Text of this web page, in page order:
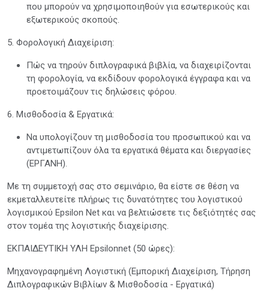
που μπορούν να χρησιμοποιηθούν για εσωτερικούς και
εξωτερικούς σκοπούς.
5. Φορολογική Διαχείριση:
Πώς να τηρούν διπλογραφικά βιβλία, να διαχειρίζονται
τη φορολογία, να εκδίδουν φορολογικά έγγραφα και να
προετοιμάζουν τις δηλώσεις φόρου.
6. Μισθοδοσία & Εργατικά:
Να υπολογίζουν τη μισθοδοσία του προσωπικού και να
αντιμετωπίζουν όλα τα εργατικά θέματα και διεργασίες
(ΕΡΓΑΝΗ).
Με τη συμμετοχή σας στο σεμινάριο, θα είστε σε θέση να
εκμεταλλευτείτε πλήρως τις δυνατότητες του λογιστικού
λογισμικού Epsilon Net και να βελτιώσετε τις δεξιότητές σας
στον τομέα της λογιστικής διαχείρισης.
ΕΚΠΑΙΔΕΥΤΙΚΗ ΥΛΗ Epsilonnet (50 ώρες):
Μηχανογραφημένη Λογιστική (Εμπορική Διαχείριση, Τήρηση
Διπλογραφικών Βιβλίων & Μισθοδοσία - Εργατικά)